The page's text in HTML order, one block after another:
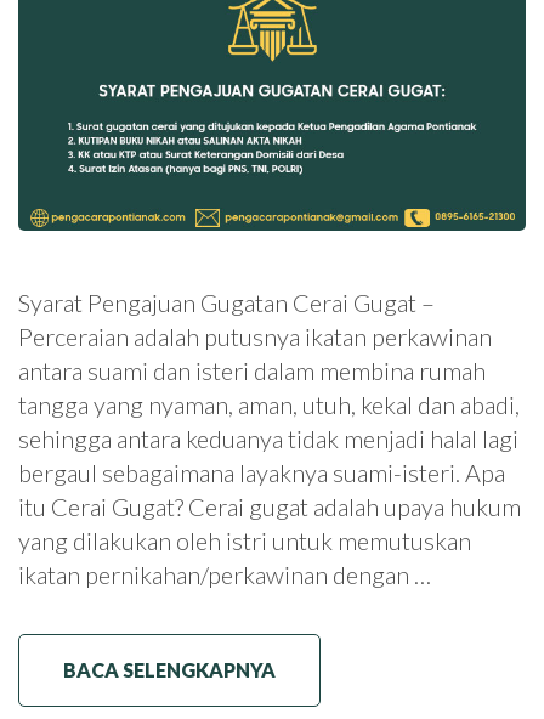
Syarat Pengajuan Gugatan Cerai Gugat –
Perceraian adalah putusnya ikatan perkawinan
antara suami dan isteri dalam membina rumah
tangga yang nyaman, aman, utuh, kekal dan abadi,
sehingga antara keduanya tidak menjadi halal lagi
bergaul sebagaimana layaknya suami-isteri. Apa
itu Cerai Gugat? Cerai gugat adalah upaya hukum
yang dilakukan oleh istri untuk memutuskan
ikatan pernikahan/perkawinan dengan …
BACA SELENGKAPNYA